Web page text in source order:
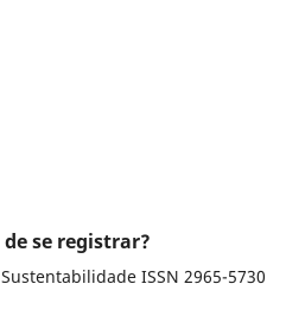
se registrar?
Revista BIOMAS - Biodiversidade, Meio Ambiente e Sustentabilidade ISSN 2965-5730